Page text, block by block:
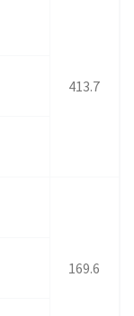
413.7
169.6